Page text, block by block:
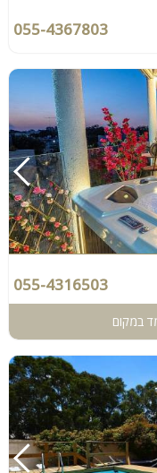
055-4367803
055-4316503